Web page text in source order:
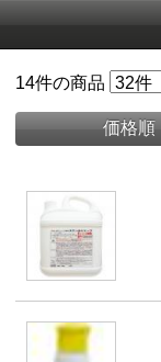
14件の商品
価格順